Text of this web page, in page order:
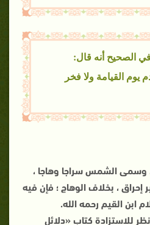
الصحيح أنه قال:
يوم القيامة ولا فخر
، وسمى الشمس سراجا وهاجا ،
إحراق ، بخلاف الوهاج ؛ فإن فيه
ابن القيم رحمه الله.
للاستزادة كتاب «دلائل